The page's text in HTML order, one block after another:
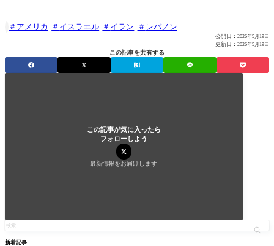
アメリカ イスラエル イラン レバノン
公開日： 2026年5月19日
更新日： 2026年5月19日
この記事を共有する
この記事が気に入ったら
フォローしよう
最新情報をお届けします
新着記事